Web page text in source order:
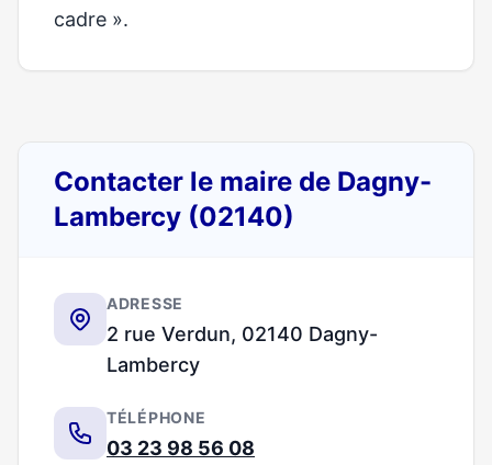
cadre ».
Contacter le maire de Dagny-
Lambercy (02140)
ADRESSE
2 rue Verdun, 02140 Dagny-
Lambercy
TÉLÉPHONE
03 23 98 56 08